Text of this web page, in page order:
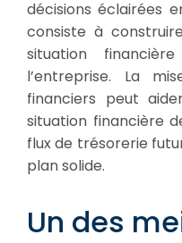
décisions éclairées
consiste à
situation
l’entreprise. La
financiers peut
situation financière
flux de trésorerie
plan solide.
Un des